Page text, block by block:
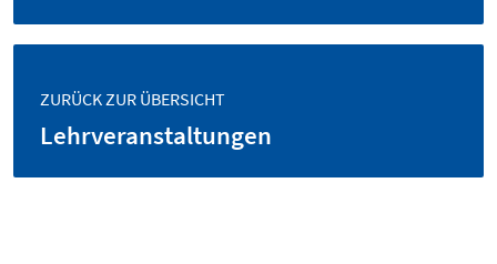
ZURÜCK ZUR ÜBERSICHT
Lehrveranstaltungen